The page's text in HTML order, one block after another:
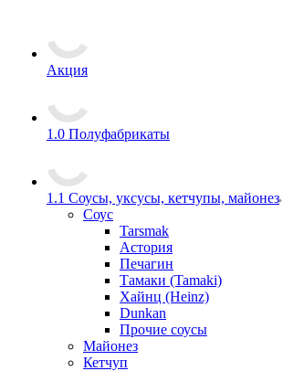
Акция
1.0 Полуфабрикаты
1.1 Соусы, уксусы, кетчупы, майонез
Соус
Tarsmak
Астория
Печагин
Тамаки (Tamaki)
Хайнц (Heinz)
Dunkan
Прочие соусы
Майонез
Кетчуп